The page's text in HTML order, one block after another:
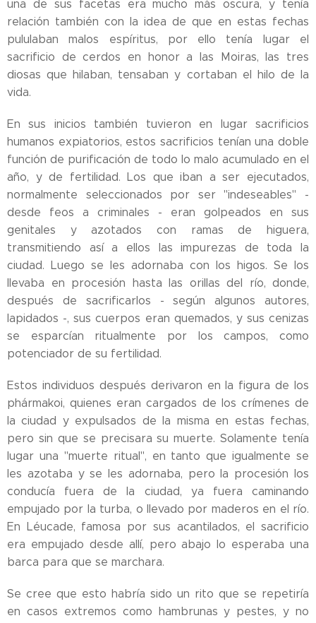
una de sus facetas era mucho más oscura, y tenía
relación también con la idea de que en estas fechas
pululaban malos espíritus, por ello tenía lugar el
sacrificio de cerdos en honor a las Moiras, las tres
diosas que hilaban, tensaban y cortaban el hilo de la
vida.
En sus inicios también tuvieron en lugar sacrificios
humanos expiatorios, estos sacrificios tenían una doble
función de purificación de todo lo malo acumulado en el
año, y de fertilidad. Los que iban a ser ejecutados,
normalmente seleccionados por ser "indeseables" -
desde feos a criminales - eran golpeados en sus
genitales y azotados con ramas de higuera,
transmitiendo así a ellos las impurezas de toda la
ciudad. Luego se les adornaba con los higos. Se los
llevaba en procesión hasta las orillas del río, donde,
después de sacrificarlos - según algunos autores,
lapidados -, sus cuerpos eran quemados, y sus cenizas
se esparcían ritualmente por los campos, como
potenciador de su fertilidad.
Estos individuos después derivaron en la figura de los
phármakoi, quienes eran cargados de los crímenes de
la ciudad y expulsados de la misma en estas fechas,
pero sin que se precisara su muerte. Solamente tenía
lugar una "muerte ritual", en tanto que igualmente se
les azotaba y se les adornaba, pero la procesión los
conducía fuera de la ciudad, ya fuera caminando
empujado por la turba, o llevado por maderos en el río.
En Léucade, famosa por sus acantilados, el sacrificio
era empujado desde allí, pero abajo lo esperaba una
barca para que se marchara.
Se cree que esto habría sido un rito que se repetiría
en casos extremos como hambrunas y pestes, y no